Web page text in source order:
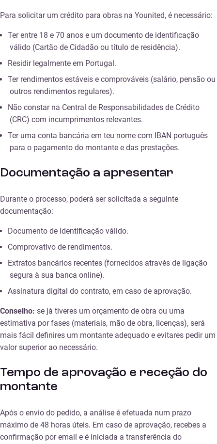
Para solicitar um crédito para obras na Younited, é necessário:
Ter entre 18 e 70 anos e um documento de identificação
válido (Cartão de Cidadão ou título de residência).
Residir legalmente em Portugal.
Ter rendimentos estáveis e comprováveis (salário, pensão ou
outros rendimentos regulares).
Não constar na Central de Responsabilidades de Crédito
(CRC) com incumprimentos relevantes.
Ter uma conta bancária em teu nome com IBAN português
para o pagamento do montante e das prestações.
Documentação a apresentar
Durante o processo, poderá ser solicitada a seguinte
documentação:
Documento de identificação válido.
Comprovativo de rendimentos.
Extratos bancários recentes (fornecidos através de ligação
segura à sua banca online).
Assinatura digital do contrato, em caso de aprovação.
Conselho: se já tiveres um orçamento de obra ou uma
estimativa por fases (materiais, mão de obra, licenças), será
mais fácil definires um montante adequado e evitares pedir um
valor superior ao necessário.
Tempo de aprovação e receção do
montante
Após o envio do pedido, a análise é efetuada num prazo
máximo de 48 horas úteis. Em caso de aprovação, recebes a
confirmação por email e é iniciada a transferência do